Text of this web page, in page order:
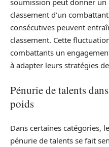
soumission peut donner
classement d’un
consécutives peuvent
classement. Cette
combattants un
à adapter leurs stratégies
Pénurie de talents
poids
Dans certaines catégories,
pénurie de talents se fait